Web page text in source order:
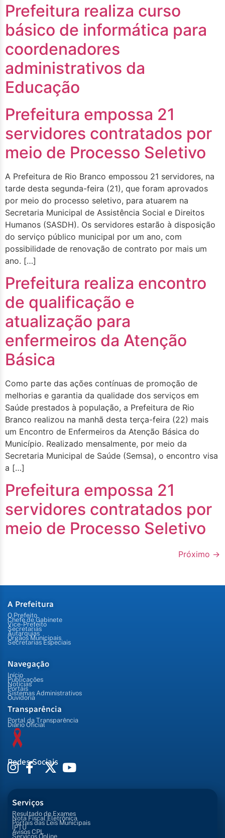
Prefeitura realiza curso
básico de informática para
coordenadores
administrativos da
Educação
Prefeitura empossa 21
servidores contratados por
meio de Processo Seletivo
A Prefeitura de Rio Branco empossou 21 servidores, na
tarde desta segunda-feira (21), que foram aprovados
por meio do processo seletivo, para atuarem na
Secretaria Municipal de Assistência Social e Direitos
Humanos (SASDH). Os servidores estarão à disposição
do serviço público municipal por um ano, com
possibilidade de renovação de contrato por mais um
ano. […]
Prefeitura realiza encontro
de qualificação e
atualização para
enfermeiros da Atenção
Básica
Como parte das ações contínuas de promoção de
melhorias e garantia da qualidade dos serviços em
Saúde prestados à população, a Prefeitura de Rio
Branco realizou na manhã desta terça-feira (22) mais
um Encontro de Enfermeiros da Atenção Básica do
Município. Realizado mensalmente, por meio da
Secretaria Municipal de Saúde (Semsa), o encontro visa
a […]
Prefeitura empossa 21
servidores contratados por
meio de Processo Seletivo
Próximo →
A Prefeitura
O Prefeito
Chefe de Gabinete
Vice-Prefeito
Secretarias
Autarquias
Órgãos Municipais
Secretarias Especiais
Navegação
Início
Publicações
Notícias
Portais
Sistemas Administrativos
Ouvidoria
Transparência
Portal da Transparência
Diário Oficial
Redes Sociais
Serviços
Resultado de Exames
Nota Fiscal Eletrônica
Portais das Leis Municipais
IPTU
Avisos CPL
Serviços Online